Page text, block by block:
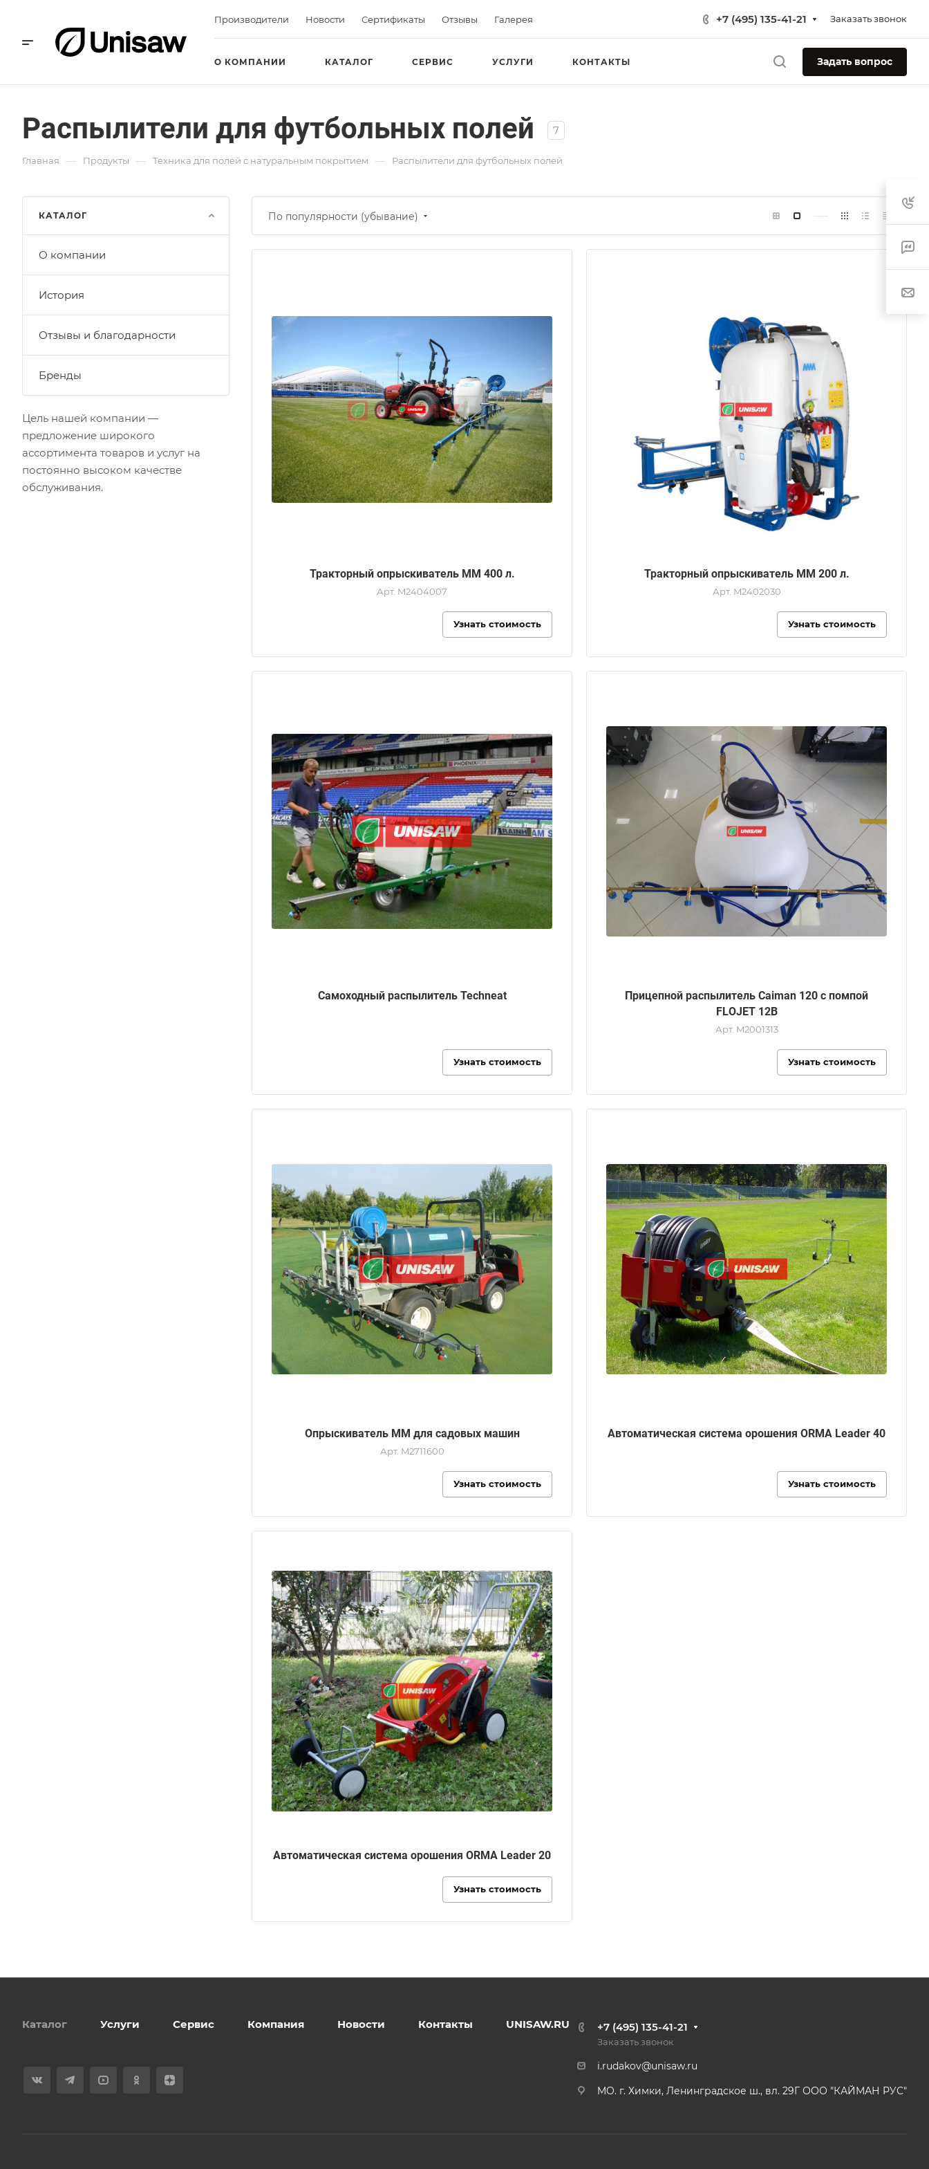
Производители Новости Сертификаты Отзывы Галерея +7 (495) 135-41-21 Заказать звонок
О КОМПАНИИ КАТАЛОГ СЕРВИС УСЛУГИ КОНТАКТЫ Задать вопрос
Распылители для футбольных полей 7
Главная — Продукты — Техника для полей с натуральным покрытием — Распылители для футбольных полей
По популярности (убывание)
Тракторный опрыскиватель MM 400 л.
Арт. M2404007
Узнать стоимость
Тракторный опрыскиватель MM 200 л.
Арт. M2402030
Узнать стоимость
Самоходный распылитель Techneat
Узнать стоимость
Прицепной распылитель Caiman 120 с помпой
FLOJET 12В
Арт. M2001313
Узнать стоимость
Опрыскиватель MM для садовых машин
Арт. M2711600
Узнать стоимость
Автоматическая система орошения ORMA Leader 40
Узнать стоимость
Автоматическая система орошения ORMA Leader 20
Узнать стоимость
КАТАЛОГ
О компании
История
Отзывы и благодарности
Бренды
Цель нашей компании —
предложение широкого
ассортимента товаров и услуг на
постоянно высоком качестве
обслуживания.
Каталог Услуги Сервис Компания Новости Контакты UNISAW.RU +7 (495) 135-41-21
Заказать звонок
i.rudakov@unisaw.ru
MO. г. Химки, Ленинградское ш., вл. 29Г ООО "КАЙМАН РУС"